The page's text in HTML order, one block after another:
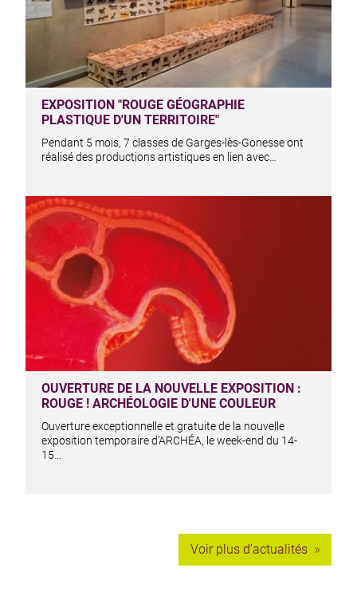
EXPOSITION "ROUGE GÉOGRAPHIE
PLASTIQUE D'UN TERRITOIRE"
Pendant 5 mois, 7 classes de Garges-lès-Gonesse ont
réalisé des productions artistiques en lien avec…
OUVERTURE DE LA NOUVELLE EXPOSITION :
ROUGE ! ARCHÉOLOGIE D'UNE COULEUR
Ouverture exceptionnelle et gratuite de la nouvelle
exposition temporaire d'ARCHÉA, le week-end du 14-
15…
Voir plus d’actualités